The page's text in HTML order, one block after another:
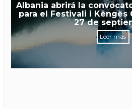
Albania abrirá la
para el Festivali i Këngës
27 de
Leer más